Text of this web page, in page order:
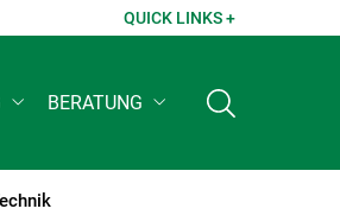
QUICK LINKS +
BERATUNG